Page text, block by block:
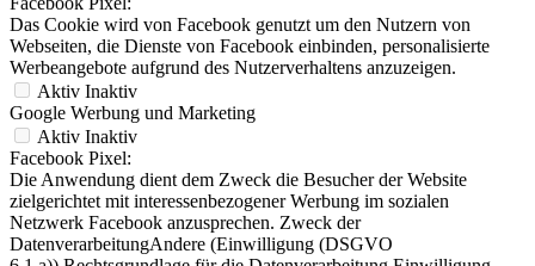
Das Cookie wird von Facebook genutzt um den Nutzern von
Webseiten, die Dienste von Facebook einbinden, personalisierte
Werbeangebote aufgrund des Nutzerverhaltens anzuzeigen.
Aktiv Inaktiv
Google Werbung und Marketing
Aktiv Inaktiv
Facebook Pixel:
Die Anwendung dient dem Zweck die Besucher der Website
zielgerichtet mit interessenbezogener Werbung im sozialen
Netzwerk Facebook anzusprechen. Zweck der
DatenverarbeitungAndere (Einwilligung (DSGVO